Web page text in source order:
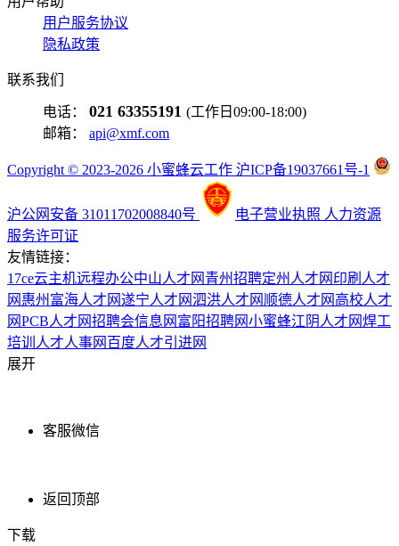
用户服务协议
隐私政策
联系我们
电话： 021 63355191 (工作日09:00-18:00)
邮箱： api@xmf.com
Copyright © 2023-2026 小蜜蜂云工作 沪ICP备19037661号-1
沪公网安备 31011702008840号 电子营业执照 人力资源
服务许可证
友情链接：
17ce云主机远程办公中山人才网 青州招聘定州人才网 印刷人才
网 惠州富海人才网遂宁人才网泗洪人才网 顺德人才网 高校人才
网PCB人才网招聘会信息网 富阳招聘网小蜜蜂江阴人才网焊工
培训 人才人事网 百度人才引进网
展开
客服微信
返回顶部
下载